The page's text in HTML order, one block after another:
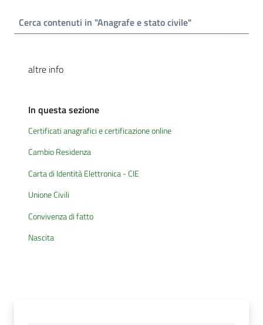
dati
Seguici
altre info
In questa sezione
Certificati anagrafici e certificazione online
Cambio Residenza
Carta di Identità Elettronica - CIE
Unione Civili
Convivenza di fatto
Nascita